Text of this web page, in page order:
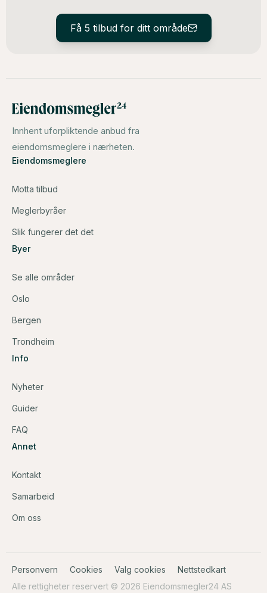
Få 5 tilbud for ditt område
Innhent uforpliktende anbud fra
eiendomsmeglere i nærheten.
Eiendomsmeglere
Motta tilbud
Meglerbyråer
Slik fungerer det det
Byer
Se alle områder
Oslo
Bergen
Trondheim
Info
Nyheter
Guider
FAQ
Annet
Kontakt
Samarbeid
Om oss
Personvern Cookies Valg cookies
Nettstedkart
Alle rettigheter reservert © 2026 Eiendomsmegler24 AS